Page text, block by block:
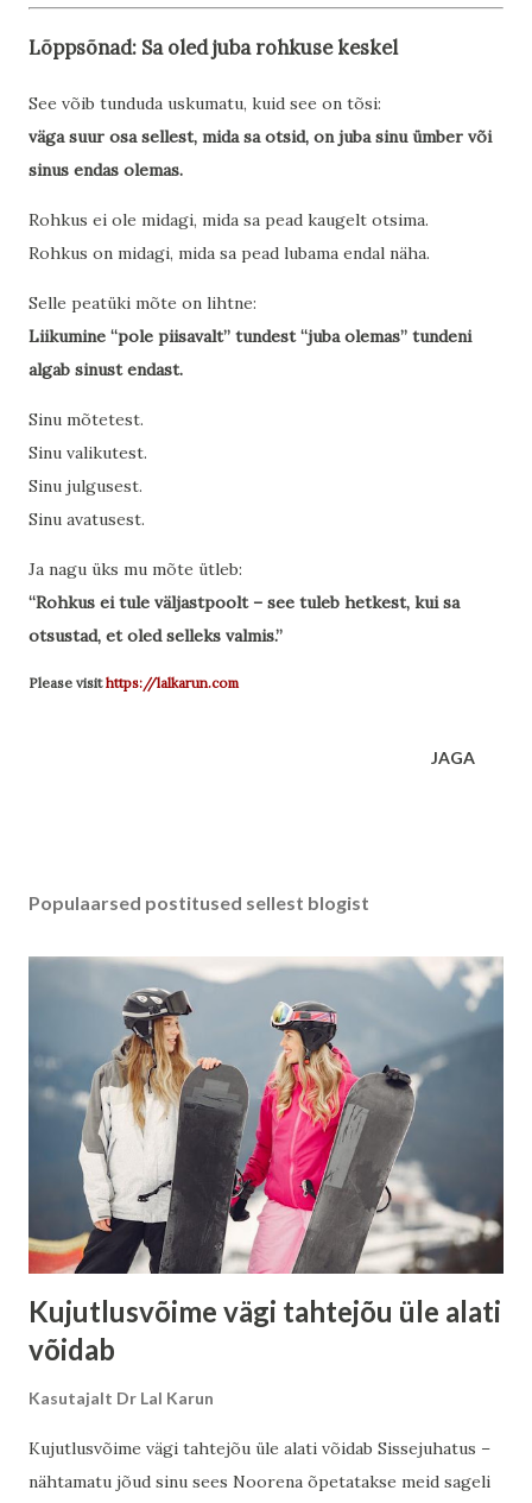
Lõppsõnad: Sa oled juba rohkuse keskel
See võib tunduda uskumatu, kuid see on tõsi:
väga suur osa sellest, mida sa otsid, on juba sinu ümber või
sinus endas olemas.
Rohkus ei ole midagi, mida sa pead kaugelt otsima.
Rohkus on midagi, mida sa pead lubama endal näha.
Selle peatüki mõte on lihtne:
Liikumine “pole piisavalt” tundest “juba olemas” tundeni
algab sinust endast.
Sinu mõtetest.
Sinu valikutest.
Sinu julgusest.
Sinu avatusest.
Ja nagu üks mu mõte ütleb:
“Rohkus ei tule väljastpoolt – see tuleb hetkest, kui sa
otsustad, et oled selleks valmis.”
Please visithttps://lalkarun.com
JAGA
Populaarsed postitused sellest blogist
Kujutlusvõime vägi tahtejõu üle alati
võidab
Kasutajalt Dr Lal Karun
Kujutlusvõime vägi tahtejõu üle alati võidab Sissejuhatus –
nähtamatu jõud sinu sees Noorena õpetatakse meid sageli